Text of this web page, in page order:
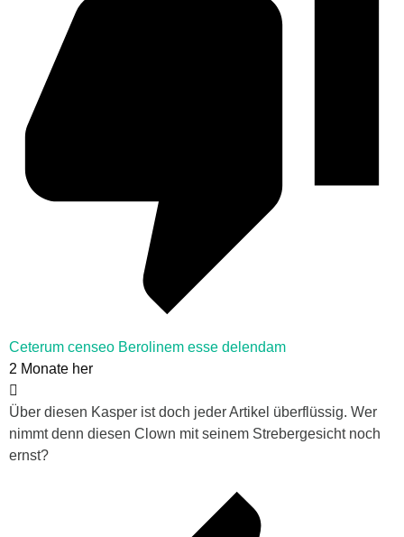
Ceterum censeo Berolinem esse delendam
2 Monate her
Über diesen Kasper ist doch jeder Artikel überflüssig. Wer
nimmt denn diesen Clown mit seinem Strebergesicht noch
ernst?